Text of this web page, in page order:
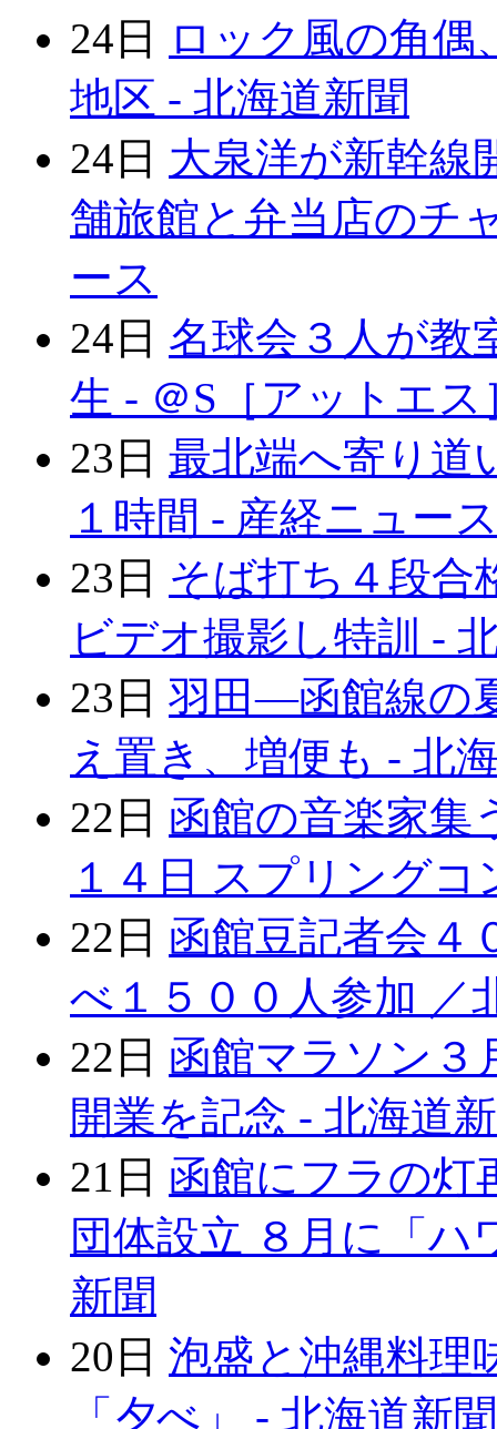
24日
ロック風の角偶
地区 - 北海道新聞
24日 大泉洋が新幹線
舗旅館と弁当店のチ
ース
24日 名球会３人が教
生 - ＠S［アットエス
23日 最北端へ寄り道
１時間 - 産経ニュー
23日 そば打ち４段合
ビデオ撮影し特訓 -
23日 羽田―函館線の
え置き、増便も - 北
22日 函館の音楽家集
１４日 スプリング
22日 函館豆記者会４
べ１５００人参加 ／
22日 函館マラソン３
開業を記念 - 北海道
21日 函館にフラの灯
団体設立 ８月に「
新聞
20日 泡盛と沖縄料理
「夕べ」 - 北海道新聞